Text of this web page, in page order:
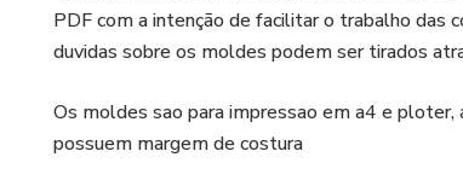
PDF com a intenção de facilitar o trabalho das
duvidas sobre os moldes podem ser tirados
Os moldes sao para impressao em a4 e
possuem margem de costura